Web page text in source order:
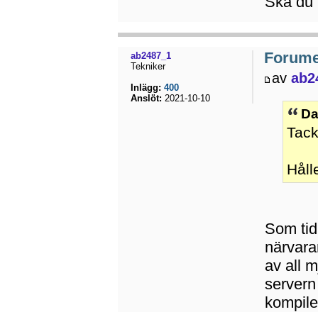
av
Som
av all
ab2487_1
Tekniker
Inlägg: 400
Anslöt: 2021-10-10